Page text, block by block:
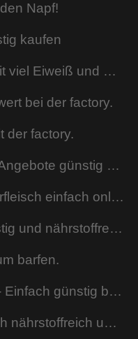
Napf!
kaufen
Frisches Futter mit viel Eiweiß und wenig Fett!
bei der factory.
der factory.
Geflügelte Futter Angebote günstig bestellen.
Preiswertes Futterfleisch einfach online bestellen.
Futterfleisch günstig und nährstoffreich.
barfen.
BARF-factory.de - Einfach günstig barfen.
BARF Futterfleisch nährstoffreich und fettarm.